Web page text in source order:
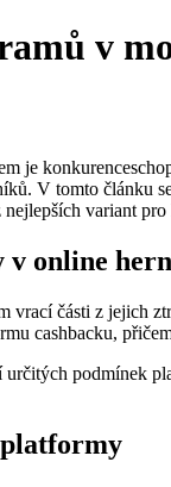
v
je
V tomto článku
variant
v online
vrací části z jejich
cashbacku,
podmínek